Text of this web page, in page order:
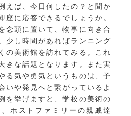
えば、今日何したの？と聞か
座に応答できるでしょうか。
念頭に置いて、物事に向き合
少し時間があればランニング
の美術館を訪れてみる。これ
きな話題となります。また実
る気や勇気というものは、予
いや発見へと繋がっているよ
を挙げますと、学校の美術の
ホストファミリーの親戚達